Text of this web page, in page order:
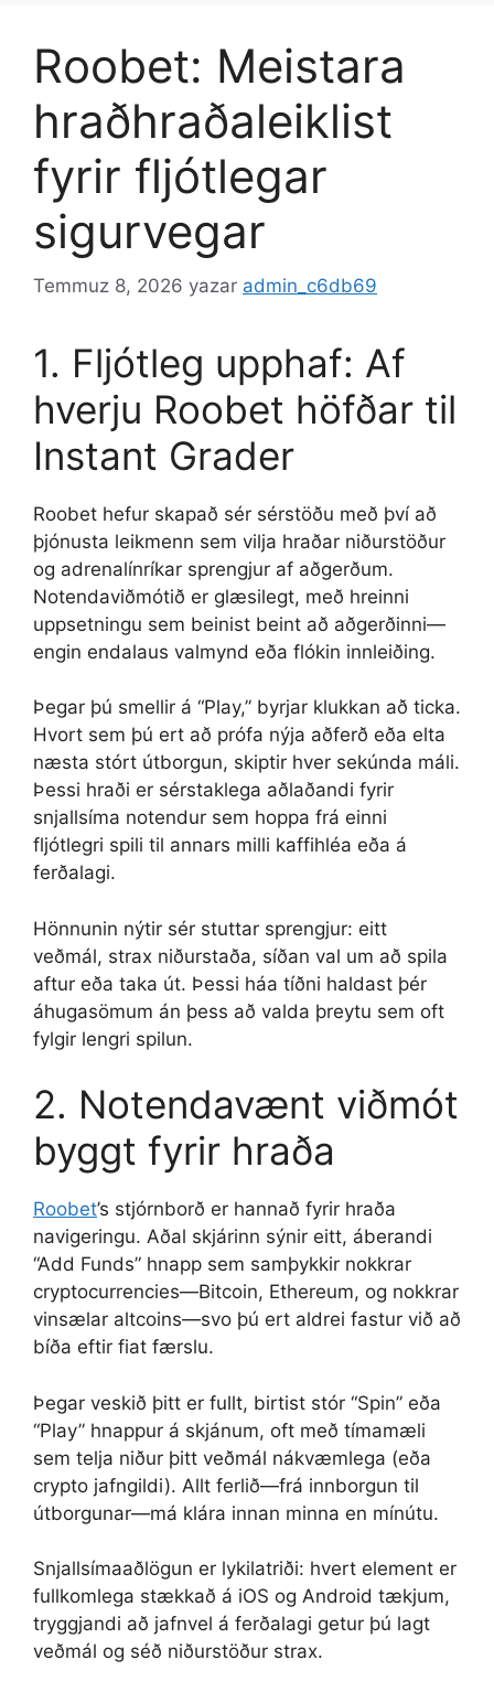
Roobet: Meistara
hraðhraðaleiklist
fyrir fljótlegar
sigurvegar
Temmuz 8, 2026 yazar admin_c6db69
1. Fljótleg upphaf: Af
hverju Roobet höfðar til
Instant Grader
Roobet hefur skapað sér sérstöðu með því að
þjónusta leikmenn sem vilja hraðar niðurstöður
og adrenalínríkar sprengjur af aðgerðum.
Notendaviðmótið er glæsilegt, með hreinni
uppsetningu sem beinist beint að aðgerðinni—
engin endalaus valmynd eða flókin innleiðing.
Þegar þú smellir á “Play,” byrjar klukkan að ticka.
Hvort sem þú ert að prófa nýja aðferð eða elta
næsta stórt útborgun, skiptir hver sekúnda máli.
Þessi hraði er sérstaklega aðlaðandi fyrir
snjallsíma notendur sem hoppa frá einni
fljótlegri spili til annars milli kaffihléa eða á
ferðalagi.
Hönnunin nýtir sér stuttar sprengjur: eitt
veðmál, strax niðurstaða, síðan val um að spila
aftur eða taka út. Þessi háa tíðni haldast þér
áhugasömum án þess að valda þreytu sem oft
fylgir lengri spilun.
2. Notendavænt viðmót
byggt fyrir hraða
Roobet’s stjórnborð er hannað fyrir hraða
navigeringu. Aðal skjárinn sýnir eitt, áberandi
“Add Funds” hnapp sem samþykkir nokkrar
cryptocurrencies—Bitcoin, Ethereum, og nokkrar
vinsælar altcoins—svo þú ert aldrei fastur við að
bíða eftir fiat færslu.
Þegar veskið þitt er fullt, birtist stór “Spin” eða
“Play” hnappur á skjánum, oft með tímamæli
sem telja niður þitt veðmál nákvæmlega (eða
crypto jafngildi). Allt ferlið—frá innborgun til
útborgunar—má klára innan minna en mínútu.
Snjallsímaaðlögun er lykilatriði: hvert element er
fullkomlega stækkað á iOS og Android tækjum,
tryggjandi að jafnvel á ferðalagi getur þú lagt
veðmál og séð niðurstöður strax.